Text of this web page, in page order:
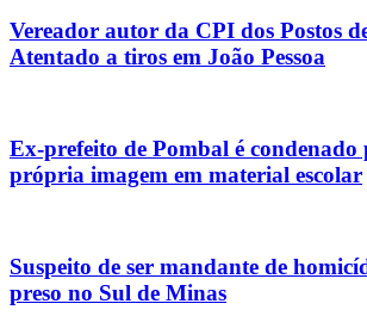
Vereador autor da CPI dos Postos
Atentado a tiros em João Pessoa
Ex-prefeito de Pombal é condenado
própria imagem em material escolar
Suspeito de ser mandante de
preso no Sul de Minas